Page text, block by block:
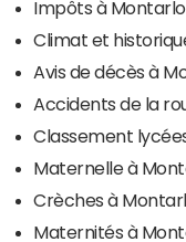
Impôts à
Climat et
Avis de décès à
Accidents de la
Classement
Maternelle à
Crèches à
Maternités à